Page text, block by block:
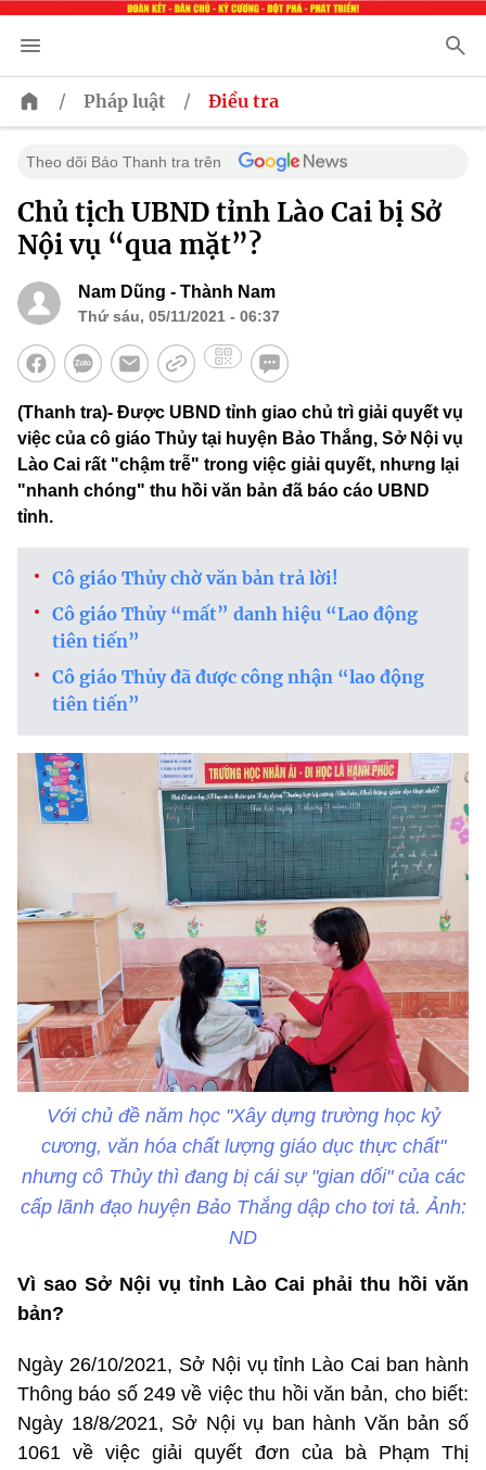
/ Pháp luật / Điều tra
Theo dõi Báo Thanh tra trên
Chủ tịch UBND tỉnh Lào Cai bị Sở
Nội vụ “qua mặt”?
Nam Dũng - Thành Nam
Thứ sáu, 05/11/2021 - 06:37
(Thanh tra)- Được UBND tỉnh giao chủ trì giải quyết vụ
việc của cô giáo Thủy tại huyện Bảo Thắng, Sở Nội vụ
Lào Cai rất "chậm trễ" trong việc giải quyết, nhưng lại
"nhanh chóng" thu hồi văn bản đã báo cáo UBND
tỉnh.
Cô giáo Thủy chờ văn bản trả lời!
Cô giáo Thủy “mất” danh hiệu “Lao động
tiên tiến”
Cô giáo Thủy đã được công nhận “lao động
tiên tiến”
Với chủ đề năm học "Xây dựng trường học kỷ
cương, văn hóa chất lượng giáo dục thực chất"
nhưng cô Thủy thì đang bị cái sự "gian dối" của các
cấp lãnh đạo huyện Bảo Thắng dập cho tơi tả. Ảnh:
ND
Vì sao Sở Nội vụ tỉnh Lào Cai phải thu hồi văn
bản?
Ngày 26/10/2021, Sở Nội vụ tỉnh Lào Cai ban hành
Thông báo số 249 về việc thu hồi văn bản, cho biết:
Ngày 18/8/2021, Sở Nội vụ ban hành Văn bản số
1061 về việc giải quyết đơn của bà Phạm Thị